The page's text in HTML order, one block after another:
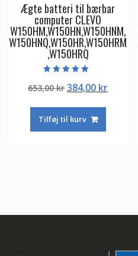
Ægte batteri til bærbar
computer CLEVO
W150HM,W150HN,W150HNM,
W150HNQ,W150HR,W150HRM
,W150HRQ
5.00
ud af 5
653,00krDen
pris
var:
384,00 krDen
Tilføj til kurv